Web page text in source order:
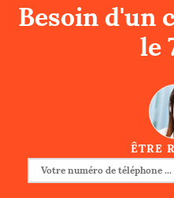
Besoin d'un
le
ÊTRE